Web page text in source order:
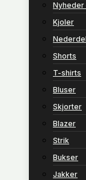
Nyheder
Kjoler
Shorts
T-shirts
Bluser
Skjorter
Blazer
Strik
Bukser
Jakker